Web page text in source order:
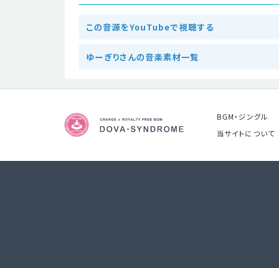
この音源をYouTubeで視聴する
ゆーぎりさんの音楽素材一覧
BGM・ジングル
当サイトについて